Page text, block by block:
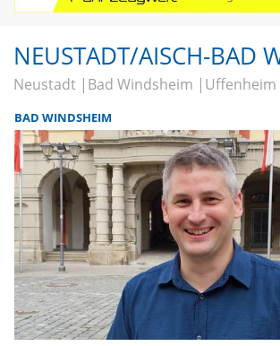
NEUSTADT/AISCH-BAD
Neustadt Bad Windsheim Uffenheim
BAD WINDSHEIM